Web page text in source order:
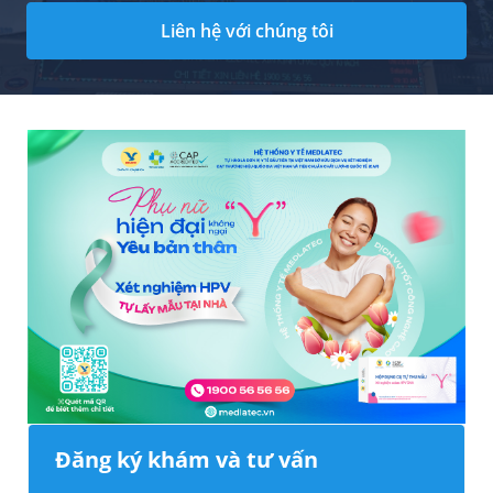
Liên hệ với chúng tôi
Đăng ký khám và tư vấn